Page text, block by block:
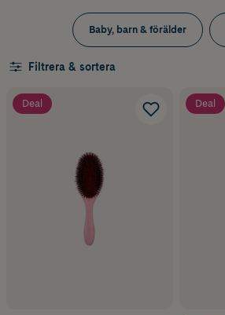
Baby, barn & förälder
Filtrera & sortera
Deal Deal